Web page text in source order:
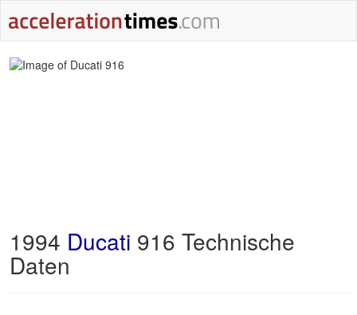
1994 Ducati 916 Technische
Daten